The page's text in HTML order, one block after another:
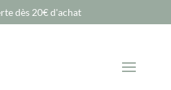
dès 20€ d'achat
Client, les ventes sont